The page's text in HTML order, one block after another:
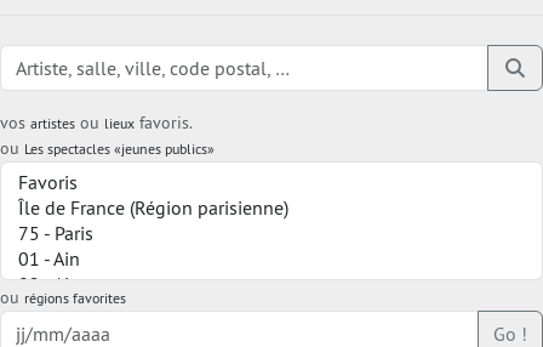
vos artistes ou lieux favoris.
ou Les spectacles «jeunes publics»
ou régions favorites
Go !